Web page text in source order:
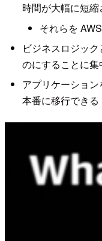
時間が大幅に短縮
それらを
ビジネスロジッ
のにすることに集
アプリケーショ
本番に移行できる